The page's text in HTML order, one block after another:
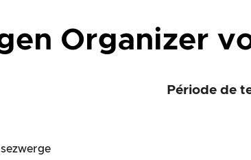
Organizer
Période de